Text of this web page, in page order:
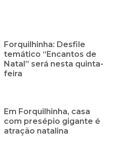
Forquilhinha: Desfile
temático “Encantos de
Natal” será nesta quinta-
feira
Em Forquilhinha, casa
com presépio gigante é
atração natalina